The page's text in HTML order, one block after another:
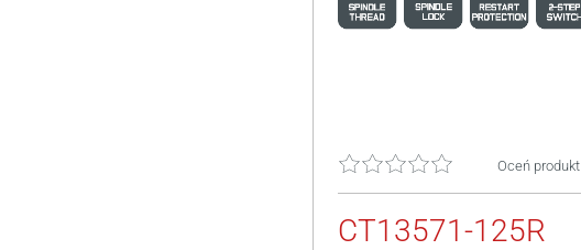
Oceń produkt
CT13571-125R